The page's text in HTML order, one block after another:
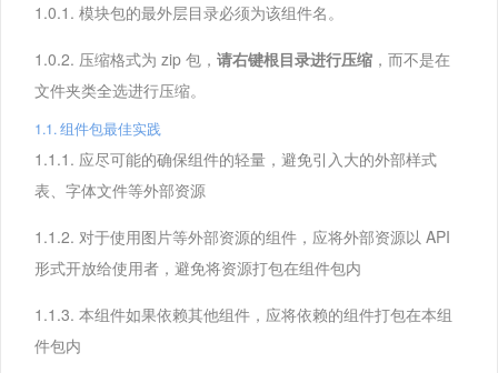
1.0.1. 模块包的最外层目录必须为该组件名。
1.0.2. 压缩格式为 zip 包， 请右键根目录进行压缩 ，而不是在
文件夹类全选进行压缩。
1.1. 组件包最佳实践
1.1.1. 应尽可能的确保组件的轻量，避免引入大的外部样式
表、字体文件等外部资源
1.1.2. 对于使用图片等外部资源的组件，应将外部资源以 API
形式开放给使用者，避免将资源打包在组件包内
1.1.3. 本组件如果依赖其他组件，应将依赖的组件打包在本组
件包内